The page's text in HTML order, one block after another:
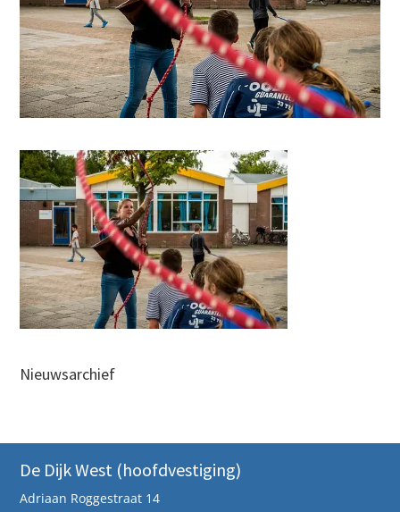
Nieuwsarchief
De Dijk West (hoofdvestiging)
Adriaan Roggestraat 14